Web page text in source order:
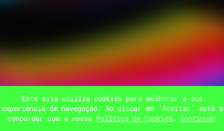
Este site utiliza cookies para melhorar a sua
experiência de navegação. Ao clicar em 'Aceitar' está a
concordar com a nossa Política de Cookies . continuar